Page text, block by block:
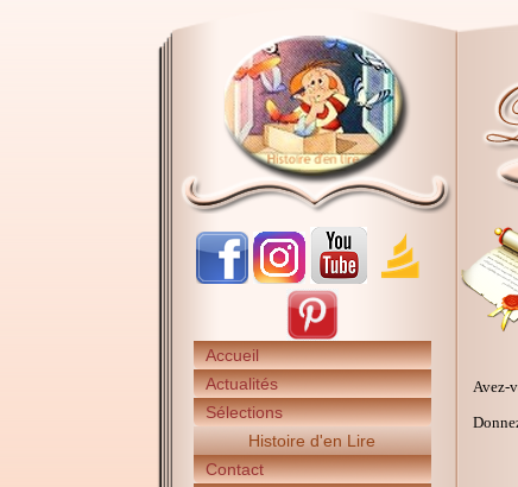
Accueil
Actualités
Sélections
Histoire d'en Lire
Contact
Avez-